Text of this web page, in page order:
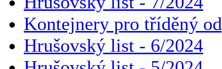
Kontejnery pro tříděný
Hrušovský list - 6/2024